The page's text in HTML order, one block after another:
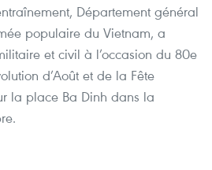
Département général
populaire du Vietnam, a
et civil à l’occasion du 80e
d’Août et de la Fête
la place Ba Dinh dans la